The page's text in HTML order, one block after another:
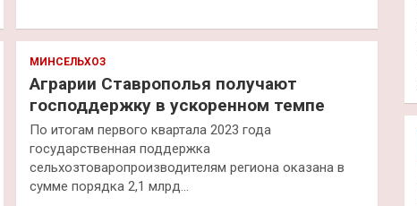
МИНСЕЛЬХОЗ
Аграрии Ставрополья получают
господдержку в ускоренном темпе
По итогам первого квартала 2023 года
государственная поддержка
сельхозтоваропроизводителям региона оказана в
сумме порядка 2,1 млрд…